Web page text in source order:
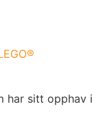
har sitt opphav i